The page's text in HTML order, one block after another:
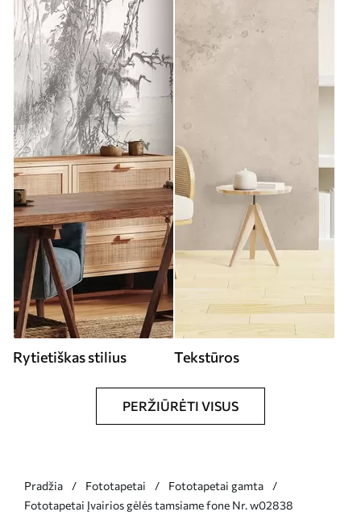
Rytietiškas stilius Tekstūros
PERŽIŪRĖTI VISUS
Pradžia Fototapetai
Fototapetai gamta
Fototapetai Įvairios gėlės tamsiame fone Nr. w02838